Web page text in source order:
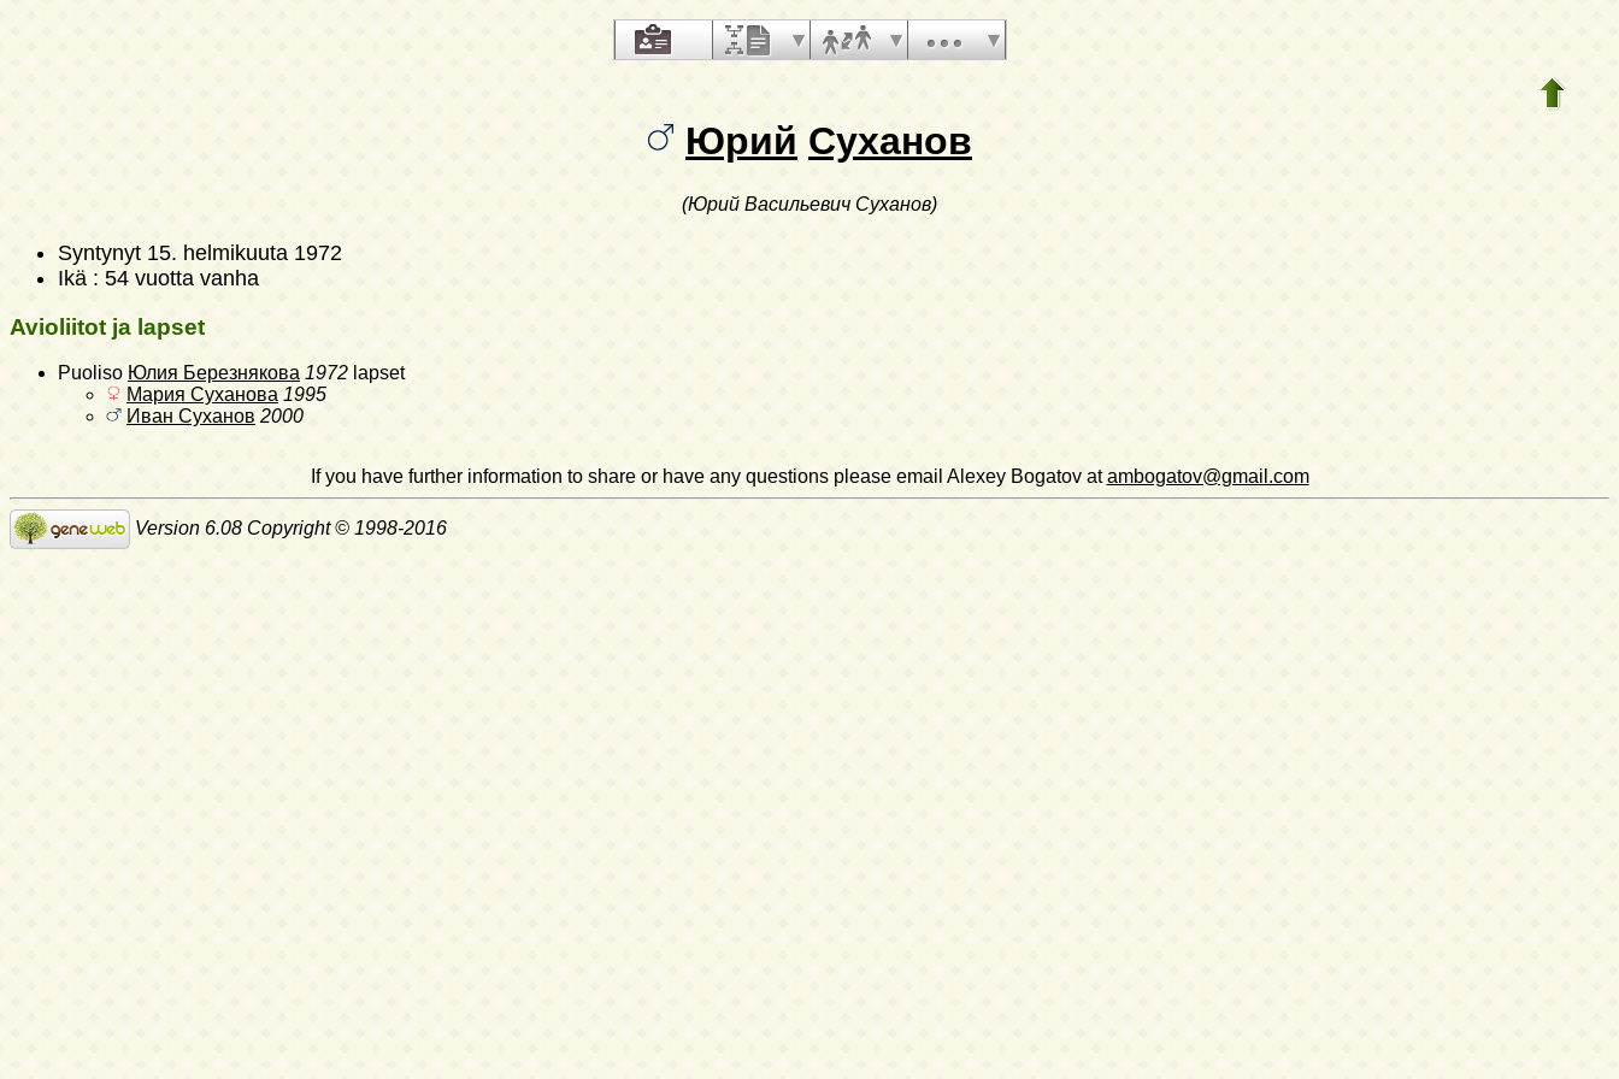
Юрий Суханов
(Юрий Васильевич Суханов)
Syntynyt 15. helmikuuta 1972
Ikä : 54 vuotta vanha
Avioliitot ja lapset
Puoliso Юлия Березнякова 1972 lapset
Мария Суханова 1995
Иван Суханов 2000
If you have further information to share or have any questions please email Alexey Bogatov atambogatov@gmail.com
Version 6.08 Copyright © 1998-2016